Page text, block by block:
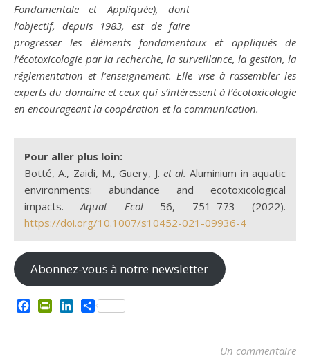
Fondamentale et Appliquée), dont
l’objectif, depuis 1983, est de faire
progresser les éléments fondamentaux et appliqués de
l’écotoxicologie par la recherche, la surveillance, la gestion, la
réglementation et l’enseignement. Elle vise à rassembler les
experts du domaine et ceux qui s’intéressent à l’écotoxicologie
en encourageant la coopération et la communication.
Pour aller plus loin:
Botté, A., Zaidi, M., Guery, J. et al. Aluminium in aquatic
environments: abundance and ecotoxicological
impacts.Aquat Ecol56, 751–773 (2022).
https://doi.org/10.1007/s10452-021-09936-4
Abonnez-vous à notre newsletter
FacebookPrintFriendly
LinkedInPartager
Un commentaire